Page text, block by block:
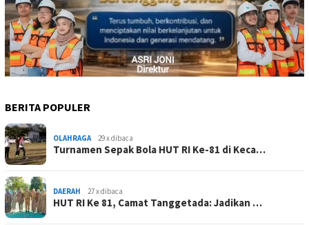
BERITA POPULER
OLAHRAGA 29 x dibaca
Turnamen Sepak Bola HUT RI Ke-81 di Keca…
DAERAH 27 x dibaca
HUT RI Ke 81, Camat Tanggetada: Jadikan …